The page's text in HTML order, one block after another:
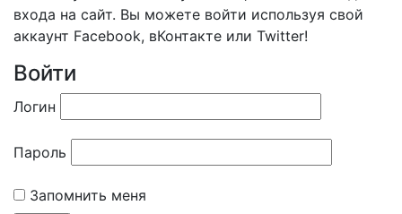
входа на сайт. Вы можете войти используя свой
аккаунт Facebook, вКонтакте или Twitter!
Войти
Логин
Пароль
Запомнить меня